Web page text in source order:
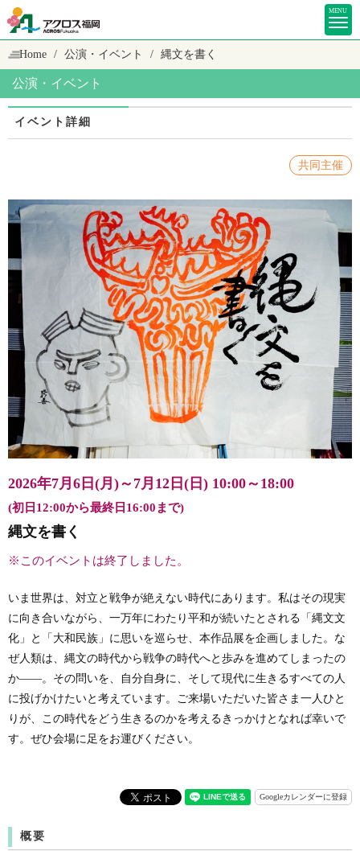
MENU
Home 公演・イベント 縄文を書く
公演・イベント
イベント詳細
共同主催
2026年7月6日(月)～7月12日(日) 10:00～18:00
(初日12:00から最終日16:00まで)
縄文を書く
※このイベントは終了しました。
いま世界は、対立と戦争が絶えない時代にあります。私はその現実
に向き合いながら、一万年にわたり平和が続いたとされる「縄文文
化」と「大和民族」に思いを巡らせ、本作品展を企画しました。な
ぜ人類は、縄文の時代から戦争の時代へと歩みを進めてしまったの
か――。その問いを、自分自身に、そして現代に生きるすべての人
に投げかけたいと考えています。ご来場いただいた皆さま一人ひと
りが、この時代をどう生きるのかを考えるきっかけとなれば幸いで
す。ぜひ会場に足をお運びください。
Googleカレンダーに登録
概要